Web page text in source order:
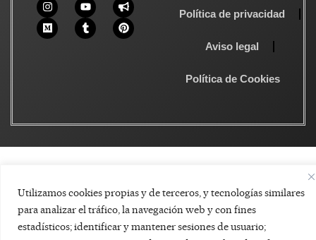
Utilizamos cookies propias y de terceros, y tecnologías similares
para analizar el tráfico, la navegación web y con fines
estadísticos; identificar y mantener sesiones de usuario;
Política de privacidad
Aviso legal
Política de Cookies